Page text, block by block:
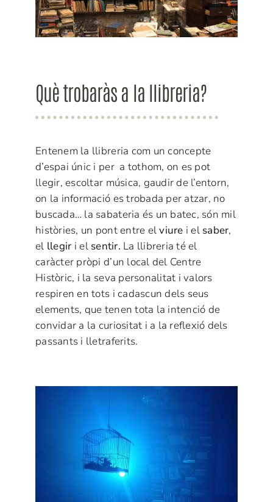
Què trobaràs a la llibreria?
Entenem la llibreria com un concepte
d’espai únic i per a tothom, on es pot
llegir, escoltar música, gaudir de l’entorn,
on la informació es trobada per atzar, no
buscada… la sabateria és un batec, són mil
històries, un pont entre elviure i el saber,
el llegir i elsentir. La llibreria té el
caràcter pròpi d’un local del Centre
Històric, i la seva personalitat i valors
respiren en tots i cadascun dels seus
elements, que tenen tota la intenció de
convidar a la curiositat i a la reflexió dels
passants i lletraferits.